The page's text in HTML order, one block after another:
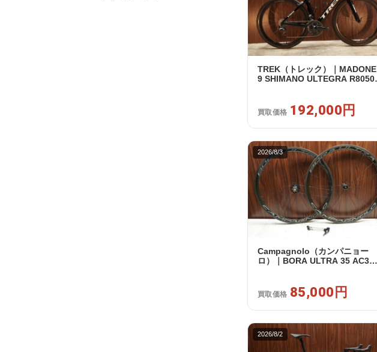
TREK（トレック）｜MADONE
9 SHIMANO ULTEGRA R8050
買取価格 192,000円
2026/8/3
Campagnolo（カンパニョー
ロ）｜BORA ULTRA 35 AC3
額 85,000円
買取価格 85,000円
2026/8/2